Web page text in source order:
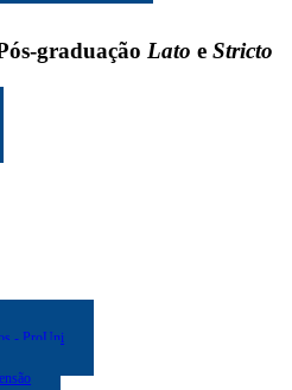
graduação Lato eStricto
- ProUni